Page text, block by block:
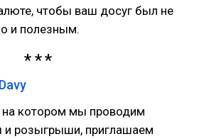
чтобы ваш досуг был не
и полезным.
на котором мы проводим
и розыгрыши, приглашаем